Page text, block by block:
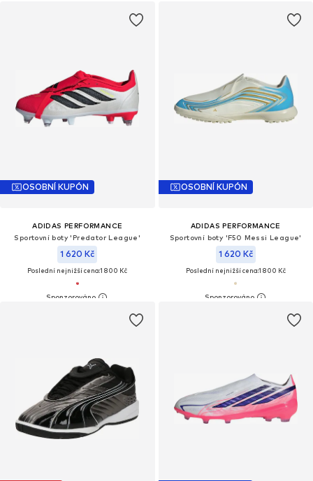
OSOBNÍ KUPÓN
ADIDAS PERFORMANCE
Sportovní boty 'Predator League'
1 620 Kč
Poslední nejnižší cena:1 800 Kč
OSOBNÍ KUPÓN
ADIDAS PERFORMANCE
Sportovní boty 'F50 Messi League'
1 620 Kč
Poslední nejnižší cena:1 800 Kč